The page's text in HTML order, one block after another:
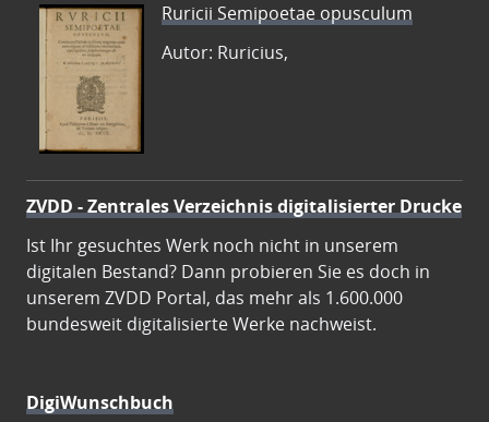
Ruricii Semipoetae opusculum
Autor: Ruricius,
ZVDD - Zentrales Verzeichnis digitalisierter Drucke
Ist Ihr gesuchtes Werk noch nicht in unserem
digitalen Bestand? Dann probieren Sie es doch in
unserem ZVDD Portal, das mehr als 1.600.000
bundesweit digitalisierte Werke nachweist.
DigiWunschbuch